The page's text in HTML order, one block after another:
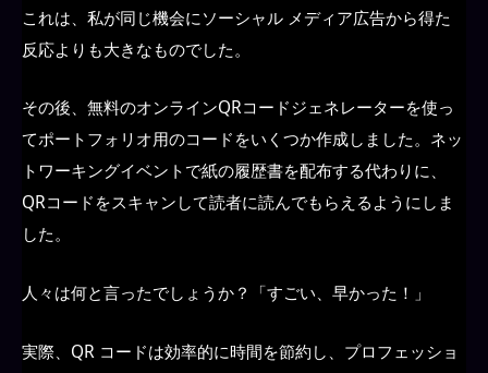
これは、私が同じ機会にソーシャル メディア広告から得た
反応よりも大きなものでした。
その後、無料のオンラインQRコードジェネレーターを使っ
てポートフォリオ用のコードをいくつか作成しました。ネッ
トワーキングイベントで紙の履歴書を配布する代わりに、
QRコードをスキャンして読者に読んでもらえるようにしま
した。
人々は何と言ったでしょうか？「すごい、早かった！」
実際、QR コードは効率的に時間を節約し、プロフェッショ